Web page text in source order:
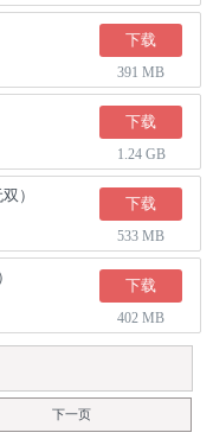
下载
391 MB
下载
1.24 GB
） 下载
533 MB
下载
402 MB
下一页